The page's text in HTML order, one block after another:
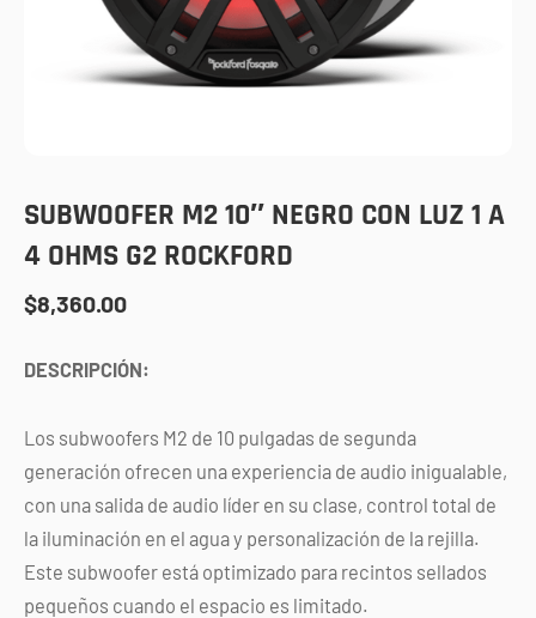
SUBWOOFER M2 10″ NEGRO CON LUZ 1 A
4 OHMS G2 ROCKFORD
$8,360.00
DESCRIPCIÓN:
Los subwoofers M2 de 10 pulgadas de segunda
generación ofrecen una experiencia de audio inigualable,
con una salida de audio líder en su clase, control total de
la iluminación en el agua y personalización de la rejilla.
Este subwoofer está optimizado para recintos sellados
pequeños cuando el espacio es limitado.